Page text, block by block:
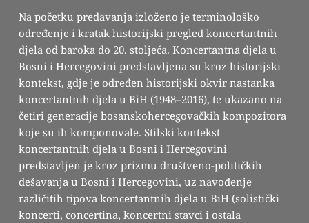
Na početku predavanja izloženo je terminološko
određenje i kratak historijski pregled koncertantnih
djela od baroka do 20. stoljeća. Koncertantna djela u
Bosni i Hercegovini predstavljena su kroz historijski
kontekst, gdje je određen historijski okvir nastanka
koncertantnih djela u BiH (1948–2016), te ukazano na
četiri generacije bosanskohercegovačkih kompozitora
koje su ih komponovale. Stilski kontekst
koncertantnih djela u Bosni i Hercegovini
predstavljen je kroz prizmu društveno-političkih
dešavanja u Bosni i Hercegovini, uz navođenje
različitih tipova koncertantnih djela u BiH (solistički
koncerti, concertina, koncertni stavci i ostala